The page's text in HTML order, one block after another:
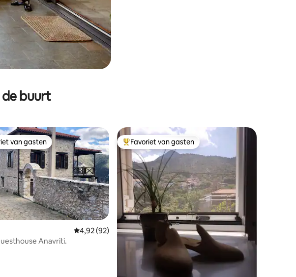
buurt
van 4,96 op 5, 135 recensies
van gasten
van gasten
Gemiddelde beoordeling van 4,92 op 5, 92 recensies
4,92 (92)
Anavriti.
Topfavoriet van gasten
Favoriet van gasten